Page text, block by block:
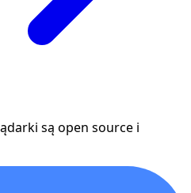
są open source i